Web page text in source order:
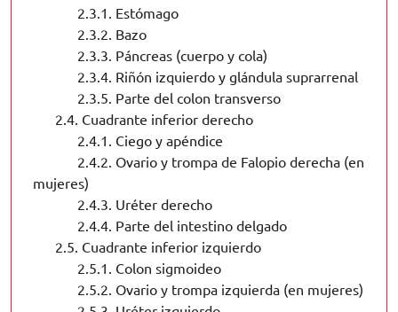
2.3.1. Estómago
2.3.2. Bazo
2.3.3. Páncreas (cuerpo y cola)
2.3.4. Riñón izquierdo y glándula suprarrenal
2.3.5. Parte del colon transverso
2.4. Cuadrante inferior derecho
2.4.1. Ciego y apéndice
2.4.2. Ovario y trompa de Falopio derecha (en
mujeres)
2.4.3. Uréter derecho
2.4.4. Parte del intestino delgado
2.5. Cuadrante inferior izquierdo
2.5.1. Colon sigmoideo
2.5.2. Ovario y trompa izquierda (en mujeres)